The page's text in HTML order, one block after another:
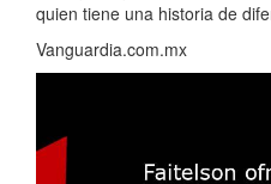
quien tiene una historia de
Vanguardia.com.mx